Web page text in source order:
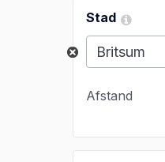
Stad
Afstand